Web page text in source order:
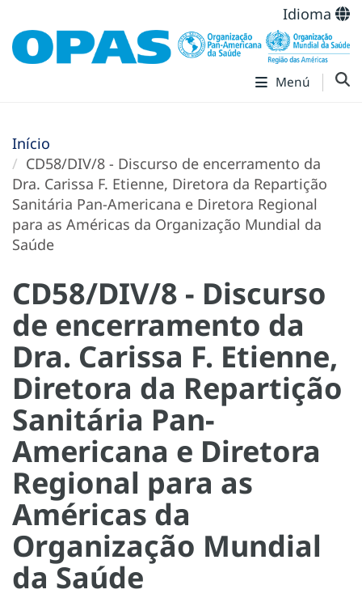
Idioma
Menú
Início
CD58/DIV/8 - Discurso de encerramento da
Dra. Carissa F. Etienne, Diretora da Repartição
Sanitária Pan-Americana e Diretora Regional
para as Américas da Organização Mundial da
Saúde
CD58/DIV/8 - Discurso
de encerramento da
Dra. Carissa F. Etienne,
Diretora da Repartição
Sanitária Pan-
Americana e Diretora
Regional para as
Américas da
Organização Mundial
da Saúde